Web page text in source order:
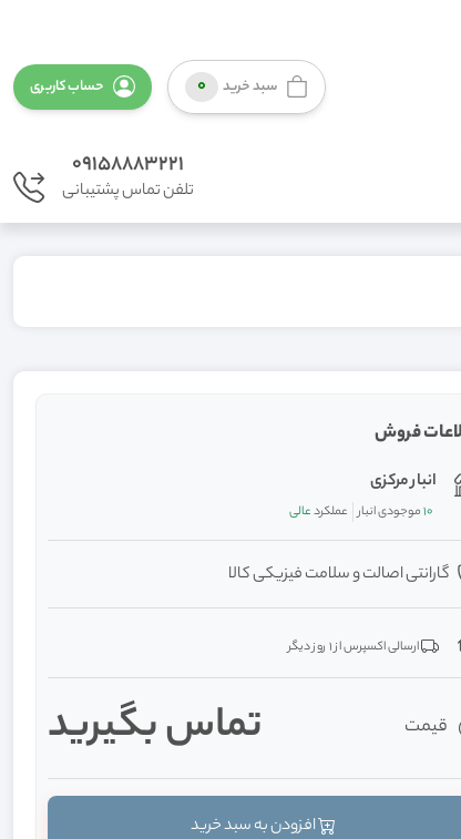
سبد خرید 0 حساب کاربری
09158883221
تلفن تماس پشتیبانی
فروش
انبار مرکزی
10موجودی انبار عملکردعالی
گارانتی اصالت و سلامت فیزیکی کالا
ارسالی اکسپرس از 1 روز دیگر
قیمت تماس بگیرید